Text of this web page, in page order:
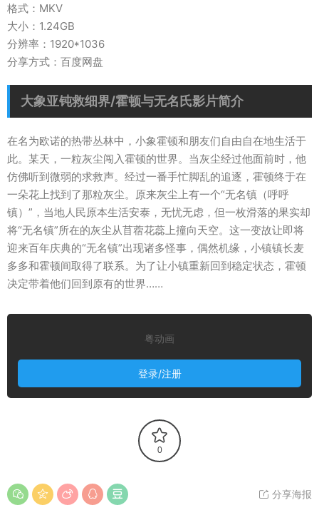
格式：MKV
大小：1.24GB
分辨率：1920*1036
分享方式：百度网盘
大象亚钝救细界/霍顿与无名氏影片简介
在名为欧诺的热带丛林中，小象霍顿和朋友们自由自在地生活于
此。某天，一粒灰尘闯入霍顿的世界。当灰尘经过他面前时，他
仿佛听到微弱的求救声。经过一番手忙脚乱的追逐，霍顿终于在
一朵花上找到了那粒灰尘。原来灰尘上有一个“无名镇（呼呼
镇）”，当地人民原本生活安泰，无忧无虑，但一枚滑落的果实却
将“无名镇”所在的灰尘从苜蓿花蕊上撞向天空。这一变故让即将
迎来百年庆典的“无名镇”出现诸多怪事，偶然机缘，小镇镇长麦
多多和霍顿间取得了联系。为了让小镇重新回到稳定状态，霍顿
决定带着他们回到原有的世界……
粤动画
登录/注册
0
分享海报